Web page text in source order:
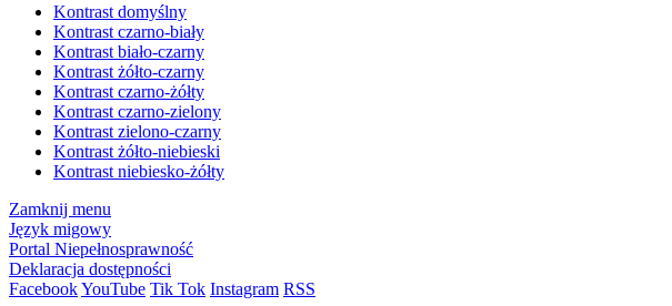
Kontrast domyślny
Kontrast czarno-biały
Kontrast biało-czarny
Kontrast żółto-czarny
Kontrast czarno-żółty
Kontrast czarno-zielony
Kontrast zielono-czarny
Kontrast żółto-niebieski
Kontrast niebiesko-żółty
Zamknij menu
Język migowy
Portal Niepełnosprawność
Deklaracja dostępności
FacebookYouTube Tik Tok Instagram RSS